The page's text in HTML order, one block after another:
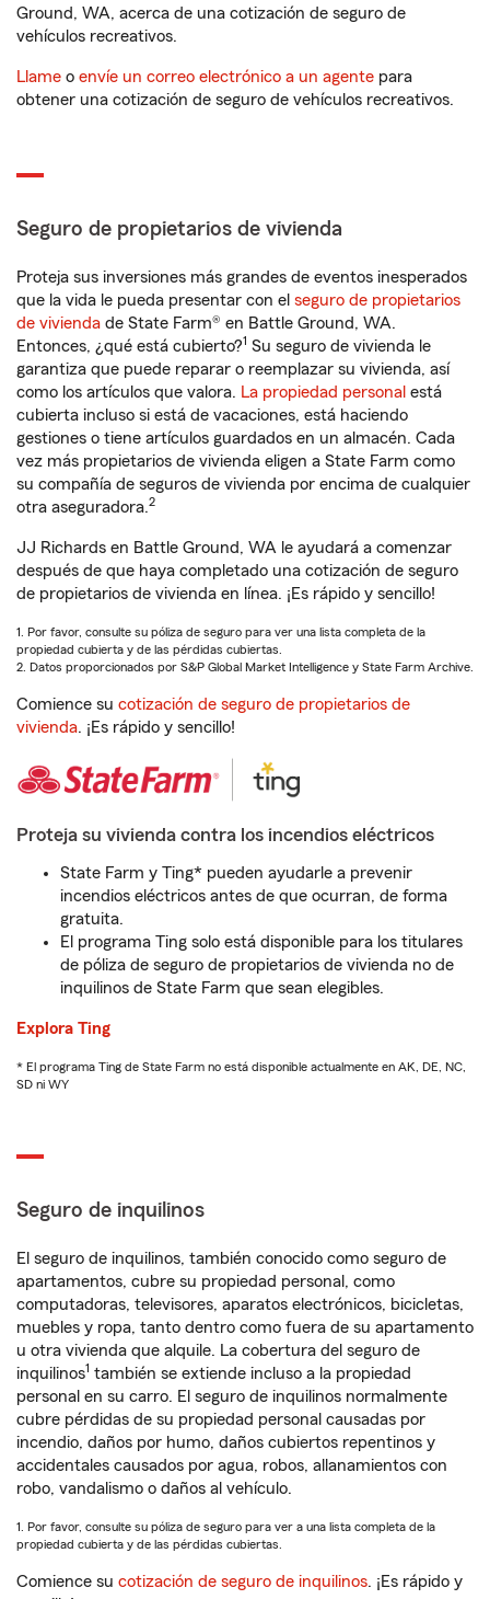
Ground, WA, acerca de una cotización de seguro de
vehículos recreativos.
Llame o envíe un correo electrónico a un agente para
obtener una cotización de seguro de vehículos recreativos.
Seguro de propietarios de vivienda
Proteja sus inversiones más grandes de eventos inesperados
que la vida le pueda presentar con el seguro de propietarios
de vivienda de State Farm® en Battle Ground, WA.
Entonces, ¿qué está cubierto?1 Su seguro de vivienda le
garantiza que puede reparar o reemplazar su vivienda, así
como los artículos que valora. La propiedad personal está
cubierta incluso si está de vacaciones, está haciendo
gestiones o tiene artículos guardados en un almacén. Cada
vez más propietarios de vivienda eligen a State Farm como
su compañía de seguros de vivienda por encima de cualquier
otra aseguradora.2
JJ Richards en Battle Ground, WA le ayudará a comenzar
después de que haya completado una cotización de seguro
de propietarios de vivienda en línea. ¡Es rápido y sencillo!
1. Por favor, consulte su póliza de seguro para ver una lista completa de la
propiedad cubierta y de las pérdidas cubiertas.
2. Datos proporcionados por S&P Global Market Intelligence y State Farm Archive.
Comience su cotización de seguro de propietarios de
vivienda. ¡Es rápido y sencillo!
Proteja su vivienda contra los incendios eléctricos
State Farm y Ting* pueden ayudarle a prevenir
incendios eléctricos antes de que ocurran, de forma
gratuita.
El programa Ting solo está disponible para los titulares
de póliza de seguro de propietarios de vivienda no de
inquilinos de State Farm que sean elegibles.
Explora Ting
* El programa Ting de State Farm no está disponible actualmente en AK, DE, NC,
SD ni WY
Seguro de inquilinos
El seguro de inquilinos, también conocido como seguro de
apartamentos, cubre su propiedad personal, como
computadoras, televisores, aparatos electrónicos, bicicletas,
muebles y ropa, tanto dentro como fuera de su apartamento
u otra vivienda que alquile. La cobertura del seguro de
inquilinos1 también se extiende incluso a la propiedad
personal en su carro. El seguro de inquilinos normalmente
cubre pérdidas de su propiedad personal causadas por
incendio, daños por humo, daños cubiertos repentinos y
accidentales causados por agua, robos, allanamientos con
robo, vandalismo o daños al vehículo.
1. Por favor, consulte su póliza de seguro para ver a una lista completa de la
propiedad cubierta y de las pérdidas cubiertas.
Comience su cotización de seguro de inquilinos. ¡Es rápido y